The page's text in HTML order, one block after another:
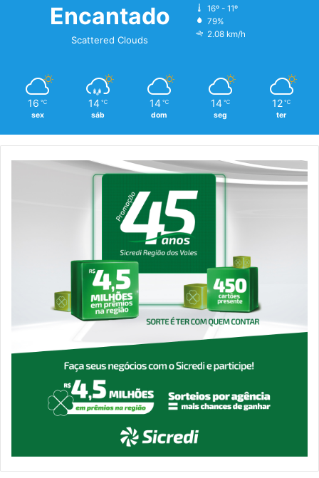
Encantado
Scattered Clouds
16º - 11º
79%
2.08 km/h
16 ℃
sex
14 ℃
sáb
14 ℃
dom
14 ℃
seg
12 ℃
ter